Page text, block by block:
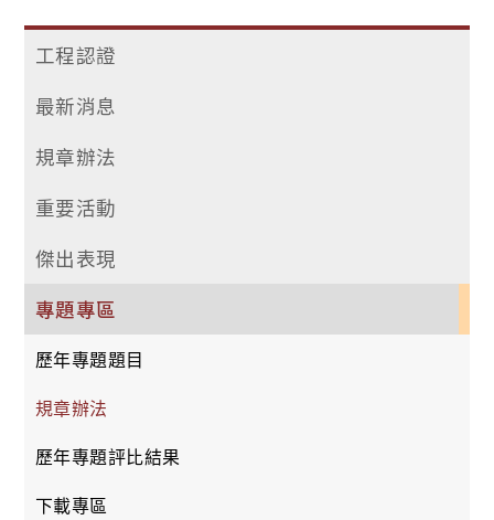
工程認證
最新消息
規章辦法
重要活動
傑出表現
專題專區
歷年專題題目
規章辦法
歷年專題評比結果
下載專區